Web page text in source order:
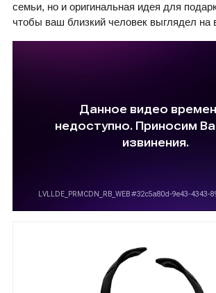
семьи, но и оригинальная идея для
чтобы ваш близкий человек выглядел на